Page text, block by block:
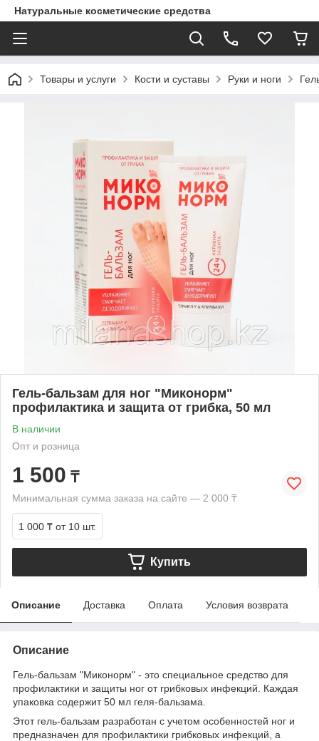
Натуральные косметические средства
Товары и услуги Кости и суставы Руки и ноги
Гель-бальзам для ног "Миконорм"
профилактика и защита от грибка, 50 мл
В наличии
Опт и розница
1 500 ₸
Минимальная сумма заказа на сайте — 2 000 ₸
1 000 ₸ от 10 шт.
Купить
Описание Доставка Оплата Условия возврата
Описание
Гель-бальзам "Миконорм" - это специальное средство для
профилактики и защиты ног от грибковых инфекций. Каждая
упаковка содержит 50 мл геля-бальзама.
Этот гель-бальзам разработан с учетом особенностей ног и
предназначен для профилактики грибковых инфекций, а